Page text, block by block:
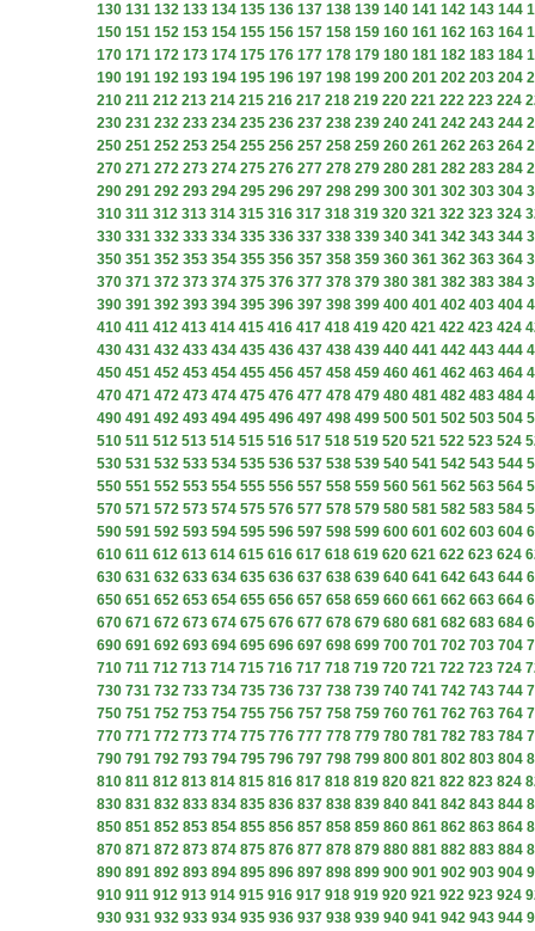
130 131 132 133 134 135 136 137 138 139 140 141 142 143 144
150 151 152 153 154 155 156 157 158 159 160 161 162 163 164
170 171 172 173 174 175 176 177 178 179 180 181 182 183 184
190 191 192 193 194 195 196 197 198 199 200 201 202 203 204
210 211 212 213 214 215 216 217 218 219 220 221 222 223 224
230 231 232 233 234 235 236 237 238 239 240 241 242 243 244
250 251 252 253 254 255 256 257 258 259 260 261 262 263 264
270 271 272 273 274 275 276 277 278 279 280 281 282 283 284
290 291 292 293 294 295 296 297 298 299 300 301 302 303 304
310 311 312 313 314 315 316 317 318 319 320 321 322 323 324
330 331 332 333 334 335 336 337 338 339 340 341 342 343 344
350 351 352 353 354 355 356 357 358 359 360 361 362 363 364
370 371 372 373 374 375 376 377 378 379 380 381 382 383 384
390 391 392 393 394 395 396 397 398 399 400 401 402 403 404
410 411 412 413 414 415 416 417 418 419 420 421 422 423 424
430 431 432 433 434 435 436 437 438 439 440 441 442 443 444
450 451 452 453 454 455 456 457 458 459 460 461 462 463 464
470 471 472 473 474 475 476 477 478 479 480 481 482 483 484
490 491 492 493 494 495 496 497 498 499 500 501 502 503 504
510 511 512 513 514 515 516 517 518 519 520 521 522 523 524
530 531 532 533 534 535 536 537 538 539 540 541 542 543 544
550 551 552 553 554 555 556 557 558 559 560 561 562 563 564
570 571 572 573 574 575 576 577 578 579 580 581 582 583 584
590 591 592 593 594 595 596 597 598 599 600 601 602 603 604
610 611 612 613 614 615 616 617 618 619 620 621 622 623 624
630 631 632 633 634 635 636 637 638 639 640 641 642 643 644
650 651 652 653 654 655 656 657 658 659 660 661 662 663 664
670 671 672 673 674 675 676 677 678 679 680 681 682 683 684
690 691 692 693 694 695 696 697 698 699 700 701 702 703 704
710 711 712 713 714 715 716 717 718 719 720 721 722 723 724
730 731 732 733 734 735 736 737 738 739 740 741 742 743 744
750 751 752 753 754 755 756 757 758 759 760 761 762 763 764
770 771 772 773 774 775 776 777 778 779 780 781 782 783 784
790 791 792 793 794 795 796 797 798 799 800 801 802 803 804
810 811 812 813 814 815 816 817 818 819 820 821 822 823 824
830 831 832 833 834 835 836 837 838 839 840 841 842 843 844
850 851 852 853 854 855 856 857 858 859 860 861 862 863 864
870 871 872 873 874 875 876 877 878 879 880 881 882 883 884
890 891 892 893 894 895 896 897 898 899 900 901 902 903 904
910 911 912 913 914 915 916 917 918 919 920 921 922 923 924
930 931 932 933 934 935 936 937 938 939 940 941 942 943 944